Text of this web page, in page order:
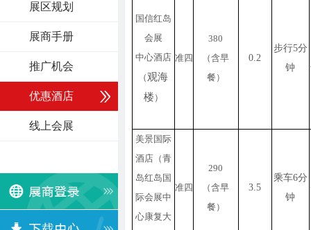
展区规划
展商手册
推广机会
优惠酒店
线上会展
国信红岛
会展
中心酒店
（观海
楼 ）
准四
380
（含早
餐）
0.2
步行5分
钟
美景国际
酒店（青
岛红岛国
际会展中
心康复大
准四
290
（含早
餐）
3.5
乘车6分
钟